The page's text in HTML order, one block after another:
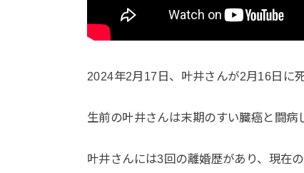
2024年2月17日、叶井さんが2月16日に
生前の叶井さんは末期のすい臓癌と闘病
叶井さんには3回の離婚歴があり、現在